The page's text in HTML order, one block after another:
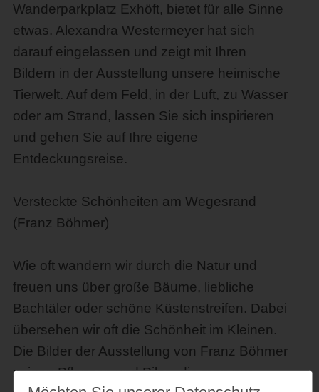
Wanderparkplatz Exhöft, bietet für alle Sinne
etwas. Alexandra Westermeyer hat sich
darauf eingelassen und zeigt mit Ihren
Bildern in der Ausstellung unsere heimische
Tierwelt. Auf dem Feld, in der Luft, zu Wasser
oder am Strand, lassen Sie sich inspirieren
und gehen Sie auf Ihre eigene
Entdeckungsreise.
Versteckte Schönheiten am Wegesrand
(Franz Böhmer)
Wie oft wandern wir durch die Natur und
freuen uns über große Bäume, liebliche
Bachtäler oder schöne Küstenstreifen. Dabei
übersehen wir oft die Schönheit im Kleinen.
Die Bilder der Ausstellung von Franz Böhmer
zeigen Pflanzen und Pilze, die man nur